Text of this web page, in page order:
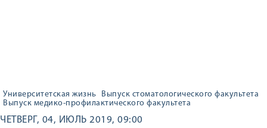
Университетская жизнь
Выпуск стоматологического факультета
Выпуск медико-профилактического факультета
ЧЕТВЕРГ, 04, ИЮЛЬ 2019, 09:00